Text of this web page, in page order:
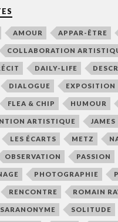
AMOUR APPAR-ÊTRE
COLLABORATION
DAILY-LIFE
DIALOGUE EXPOSITION
FLEA & CHIP HUMOUR
ARTISTIQUE JAMES
LES ÉCARTS METZ
OBSERVATION PASSION
PHOTOGRAPHIE
RENCONTRE ROMAIN
SARANONYME SOLITUDE